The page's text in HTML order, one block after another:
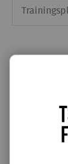
Zum
Gratulation